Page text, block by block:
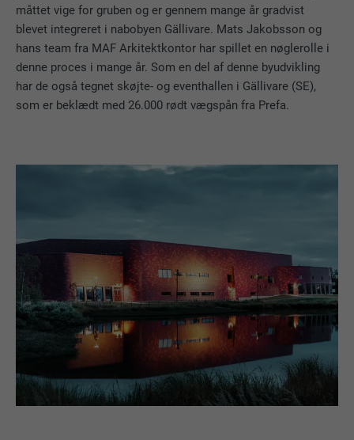
måttet vige for gruben og er gennem mange år gradvist
blevet integreret i nabobyen Gällivare. Mats Jakobsson og
hans team fra MAF Arkitektkontor har spillet en nøglerolle i
denne proces i mange år. Som en del af denne byudvikling
har de også tegnet skøjte- og eventhallen i Gällivare (SE),
som er beklædt med 26.000 rødt vægspån fra Prefa.